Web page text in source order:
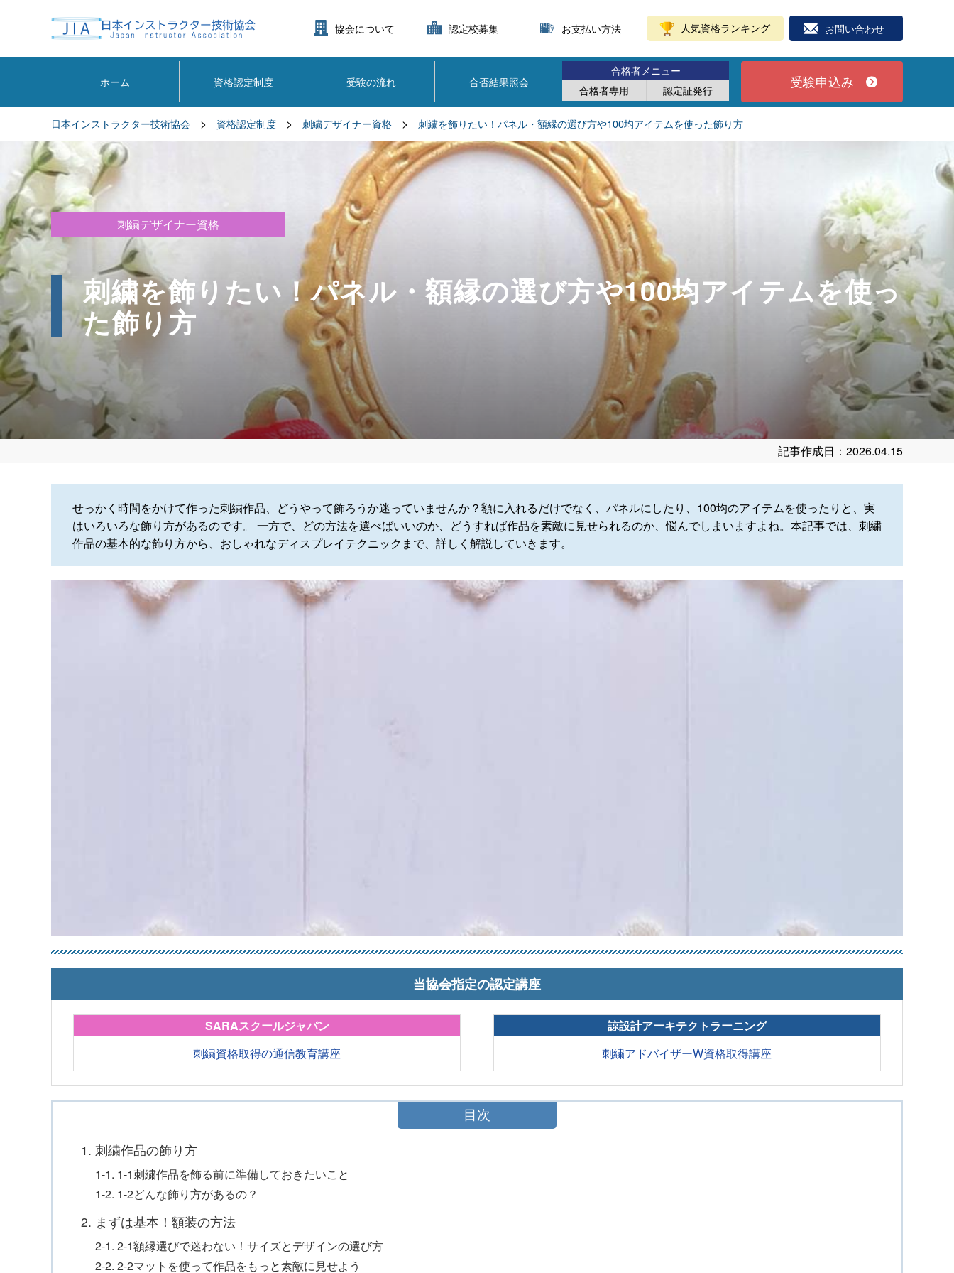
協会について 認定校募集 お支払い方法 人気資格ランキング お問い合わせ
ホーム 資格認定制度 受験の流れ 合否結果照会
合格者メニュー
合格者専用
認定証発行 受験申込み
日本インストラクター技術協会 > 資格認定制度 > 刺繍デザイナー資格 > 刺繍を飾りたい！パネル・額縁の選び方や100均アイテムを使った飾り方
刺繍デザイナー資格
刺繍を飾りたい！パネル・額縁の選び方や100均アイテムを使っ
た飾り方
記事作成日：2026.04.15
せっかく時間をかけて作った刺繍作品、どうやって飾ろうか迷っていませんか？額に入れるだけでなく、パネルにしたり、100均のアイテムを使ったりと、実
はいろいろな飾り方があるのです。 一方で、どの方法を選べばいいのか、どうすれば作品を素敵に見せられるのか、悩んでしまいますよね。本記事では、刺繍
作品の基本的な飾り方から、おしゃれなディスプレイテクニックまで、詳しく解説していきます。
当協会指定の認定講座
SARAスクールジャパン
刺繍資格取得の通信教育講座
諒設計アーキテクトラーニング
刺繍アドバイザーW資格取得講座
目次
1. 刺繍作品の飾り方
1-1. 1-1刺繍作品を飾る前に準備しておきたいこと
1-2. 1-2どんな飾り方があるの？
2. まずは基本！額装の方法
2-1. 2-1額縁選びで迷わない！サイズとデザインの選び方
2-2. 2-2マットを使って作品をもっと素敵に見せよう